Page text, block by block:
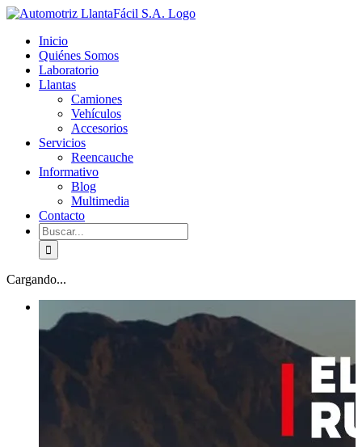
Skip
content
facebook
youtube
Inicio
Quiénes Somos
Laboratorio
Llantas
Camiones
Vehículos
Accesorios
Servicios
Reencauche
Informativo
Blog
Multimedia
Contacto
Buscar:
Cargando...